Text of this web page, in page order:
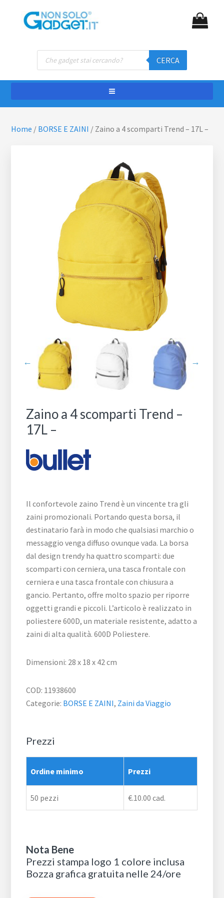
contenuto
NON SOLO GADGET
Gadget personalizzati
Ricerca
prodotti
CERCA
Home / BORSE E ZAINI / Zaino a 4 scomparti Trend – 17L –
Zaino a 4 scomparti Trend –
17L –
Il confortevole zaino Trend è un vincente tra gli
zaini promozionali. Portando questa borsa, il
destinatario farà in modo che qualsiasi marchio o
messaggio venga diffuso ovunque vada. La borsa
dal design trendy ha quattro scomparti: due
scomparti con cerniera, una tasca frontale con
cerniera e una tasca frontale con chiusura a
gancio. Pertanto, offre molto spazio per riporre
oggetti grandi e piccoli. L’articolo è realizzato in
poliestere 600D, un materiale resistente, adatto a
zaini di alta qualità. 600D Poliestere.
Dimensioni: 28 x 18 x 42 cm
COD: 11938600
Categorie: BORSE E ZAINI, Zaini da Viaggio
Prezzi
Ordine minimo Prezzi
50 pezzi €.10.00 cad.
Nota Bene
Prezzi stampa logo 1 colore inclusa
Bozza grafica gratuita nelle 24/ore